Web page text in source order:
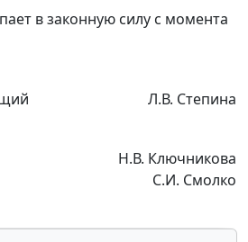
в законную силу с момента
Л.В. Степина
Н.В. Ключникова
С.И. Смолко